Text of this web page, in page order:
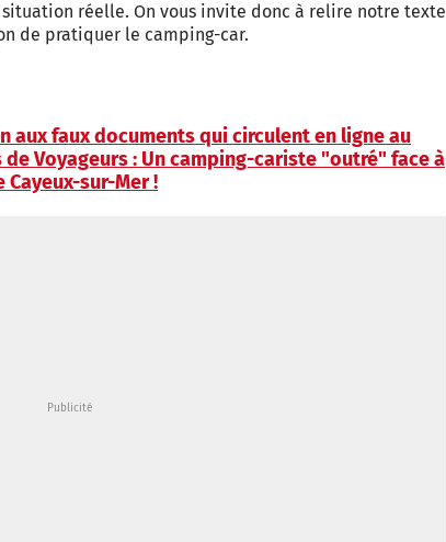
réelle. On vous invite donc à relire notre texte
de pratiquer le camping-car.
aux faux documents qui circulent en ligne au
de Voyageurs : Un camping-cariste "outré" face à
sur-Mer !